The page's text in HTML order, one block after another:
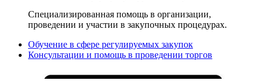
Специализированная помощь в организации,
проведении и участии в закупочных процедурах.
Обучение в сфере регулируемых закупок
Консультации и помощь в проведении торгов